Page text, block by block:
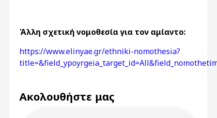
Άλλη σχετική νομοθεσία για τον αμίαντο:
https://www.elinyae.gr/ethniki-nomothesia?
Ακολουθήστε μας